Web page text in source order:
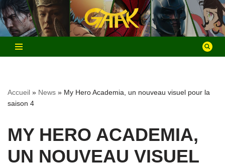
Aller
au
contenu
Accueil » News » My Hero Academia, un nouveau visuel pour la
saison 4
MY HERO ACADEMIA,
UN NOUVEAU VISUEL